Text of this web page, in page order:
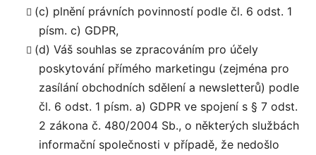
(c) plnění právních povinností podle čl. 6 odst. 1
písm. c) GDPR,
(d) Váš souhlas se zpracováním pro účely
poskytování přímého marketingu (zejména pro
zasílání obchodních sdělení a newsletterů) podle
čl. 6 odst. 1 písm. a) GDPR ve spojení s § 7 odst.
2 zákona č. 480/2004 Sb., o některých službách
informační společnosti v případě, že nedošlo